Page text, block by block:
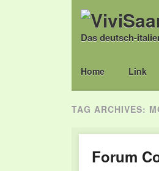
Das deutsch-
Main menu
Skip
Home Link
TAG ARCHIVES:
Forum